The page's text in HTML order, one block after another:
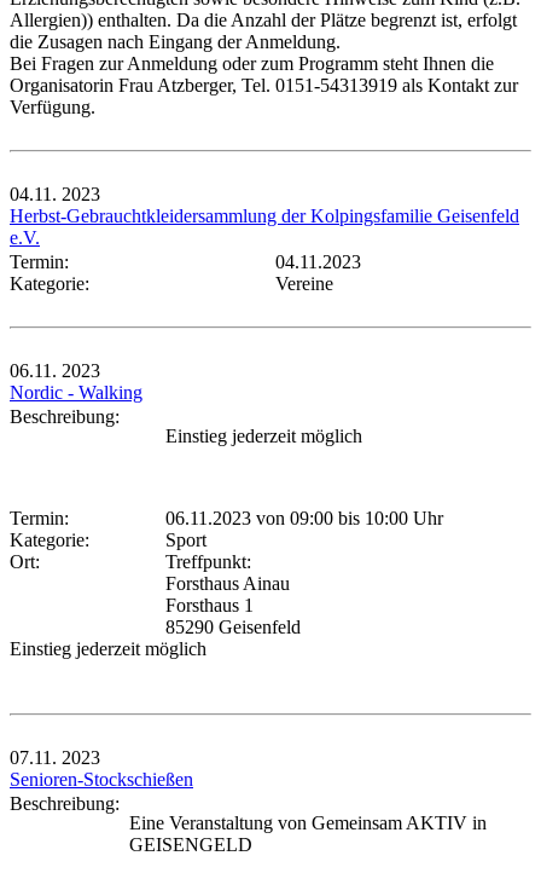
Allergien)) enthalten. Da die Anzahl der Plätze begrenzt ist, erfolgt
die Zusagen nach Eingang der Anmeldung.
Bei Fragen zur Anmeldung oder zum Programm steht Ihnen die
Organisatorin Frau Atzberger, Tel. 0151-54313919 als Kontakt zur
Verfügung.
04.11. 2023
Herbst-Gebrauchtkleidersammlung der Kolpingsfamilie Geisenfeld
e.V.
Termin:
04.11.2023
Kategorie:
Vereine
06.11. 2023
Nordic - Walking
Beschreibung:
Einstieg jederzeit möglich
Termin: 06.11.2023 von 09:00 bis 10:00 Uhr
Kategorie:
Sport
Ort:
Treffpunkt:
Forsthaus Ainau
Forsthaus 1
85290 Geisenfeld
Einstieg jederzeit möglich
07.11. 2023
Senioren-Stockschießen
Beschreibung:
Eine Veranstaltung von Gemeinsam AKTIV in
GEISENGELD